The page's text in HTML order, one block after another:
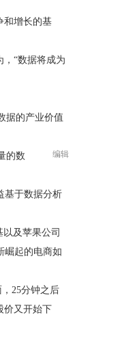
和增长的基
“数据将成为
据的产业价值
编辑
的数
基于数据分析
及苹果公司
崛起的电商如
25分钟之后
价又开始下